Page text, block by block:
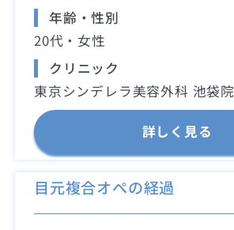
年齢・性別
20代・女性
クリニック
東京シンデレラ美容外科 池袋院
詳しく見る
目元複合オペの経過